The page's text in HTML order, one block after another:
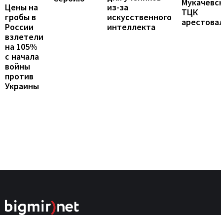
Цены на
гробы в
России
взлетели
на 105%
с начала
войны
против
Украины
из-за
искусственного
интеллекта
ТЦК